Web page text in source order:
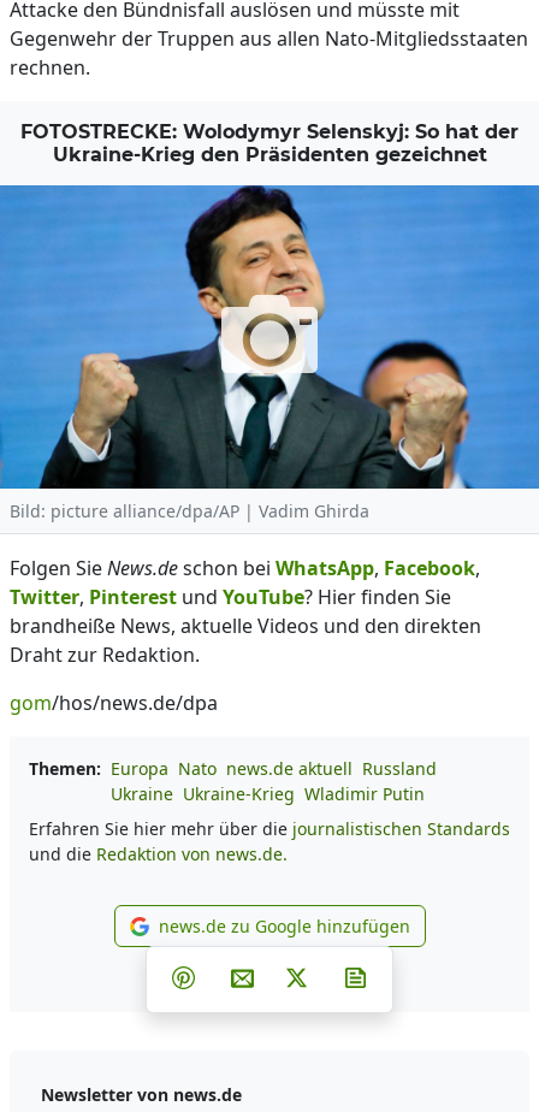
Attacke den Bündnisfall auslösen und müsste mit
Gegenwehr der Truppen aus allen Nato-Mitgliedsstaaten
rechnen.
FOTOSTRECKE: Wolodymyr Selenskyj: So hat der
Ukraine-Krieg den Präsidenten gezeichnet
Bild: picture alliance/dpa/AP | Vadim Ghirda
Folgen SieNews.deschon bei WhatsApp, Facebook,
Twitter, Pinterest und YouTube? Hier finden Sie
brandheiße News, aktuelle Videos und den direkten
Draht zur Redaktion.
gom/hos/news.de/dpa
Themen: Europa Nato news.de aktuell Russland
Ukraine Ukraine-Krieg Wladimir Putin
Erfahren Sie hier mehr über die journalistischen Standards
und die Redaktion von news.de.
news.de zu Google
news.de zu Google hinzufügen
Teilen auf Facebook
Teilen auf Whatsapp
Teilen auf Telegram
Teilen auf Pinterest
Per E-Mail teilen
Post auf X
Newsletter von news.de